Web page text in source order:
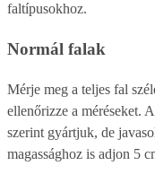
faltípusokhoz.
Normál falak
Mérje meg a teljes fal
ellenőrizze a méréseket.
szerint gyártjuk, de
magassághoz is adjon 5